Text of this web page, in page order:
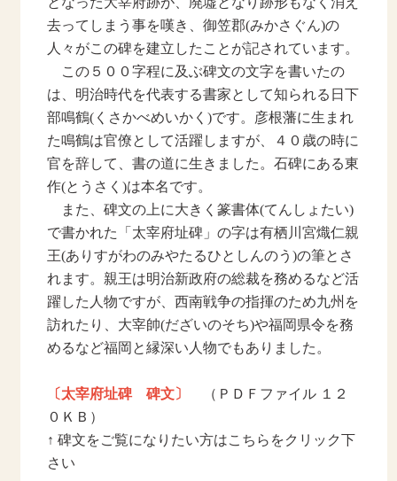
去ってしまう事を嘆き、御笠郡(みかさぐん)の
人々がこの碑を建立したことが記されています。
この５００字程に及ぶ碑文の文字を書いたの
は、明治時代を代表する書家として知られる日下
部鳴鶴(くさかべめいかく)です。彦根藩に生まれ
た鳴鶴は官僚として活躍しますが、４０歳の時に
官を辞して、書の道に生きました。石碑にある東
作(とうさく)は本名です。
また、碑文の上に大きく篆書体(てんしょたい)
で書かれた「太宰府址碑」の字は有栖川宮熾仁親
王(ありすがわのみやたるひとしんのう)の筆とさ
れます。親王は明治新政府の総裁を務めるなど活
躍した人物ですが、西南戦争の指揮のため九州を
訪れたり、大宰帥(だざいのそち)や福岡県令を務
めるなど福岡と縁深い人物でもありました。
〔太宰府址碑 碑文〕
（ＰＤＦファイル １２
０ＫＢ）
↑ 碑文をご覧になりたい方はこちらをクリック下
さい